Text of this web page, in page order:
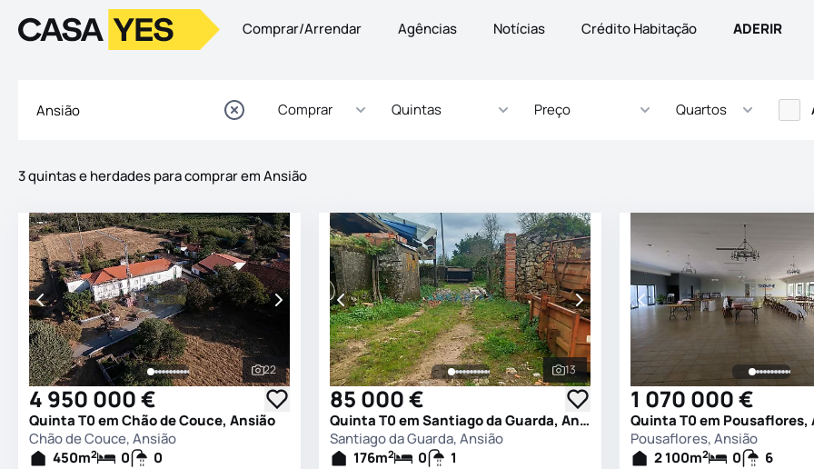
LogoIr para a homepage Comprar/Arrendar Agências Notícias Crédito Habitação ADERIR
Comprar Quintas Preço Quartos
3 quintas e herdades para comprar em Ansião
Imóveis
Lista de Imóveis
Ver todas as fotografias
22
4 950 000 €
Quinta T0 em Chão de Couce, Ansião
Chão de Couce, Ansião
450m2 0
0
Ver todas as fotografias
13
85 000 €
Quinta T0 em Santiago da Guarda, Ansião
Santiago da Guarda, Ansião
176m2 0
1
1 070 000 €
Quinta T0 em Pousaflores,
Pousaflores, Ansião
2 100m2 0
6